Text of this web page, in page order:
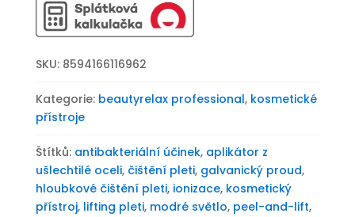
množství
SKU: 8594166116962
Kategorie: beautyrelax professional, kosmetické
přístroje
Štítků: antibakteriální účinek, aplikátor z
ušlechtilé oceli, čištění pleti, galvanický proud,
hloubkové čištění pleti, ionizace, kosmetický
přístroj, lifting pleti, modré světlo, peel-and-lift,